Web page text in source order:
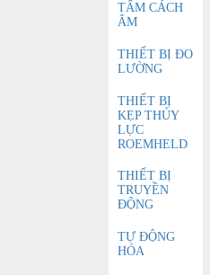
TẤM CÁCH
ÂM
THIẾT BỊ ĐO
LƯỜNG
THIẾT BỊ
KẸP THỦY
LỰC
ROEMHELD
THIẾT BỊ
TRUYỀN
ĐỘNG
TỰ ĐỘNG
HÓA